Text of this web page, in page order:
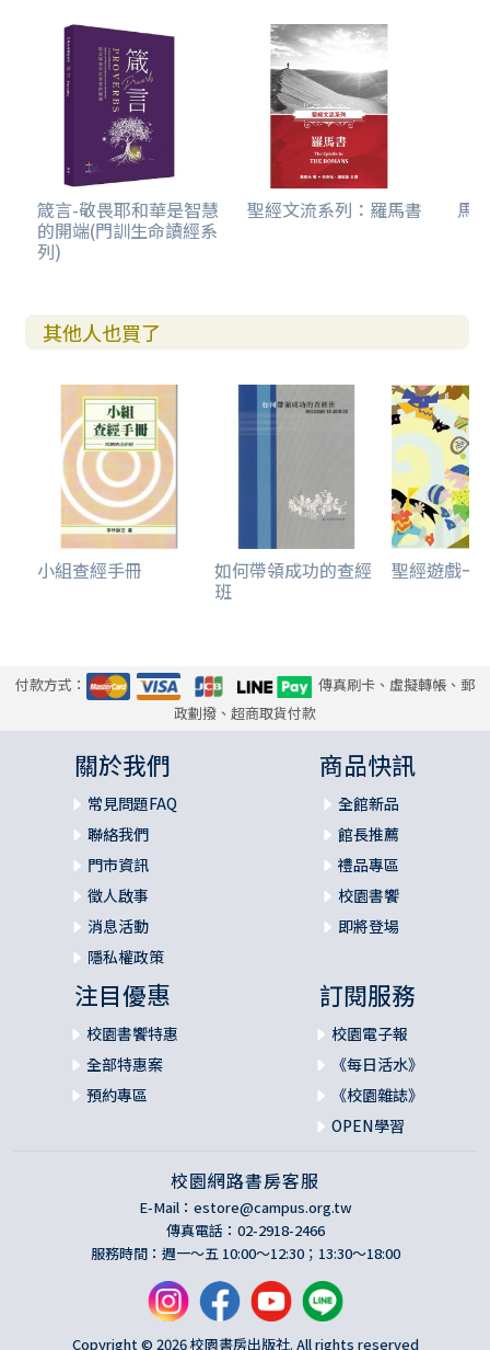
箴言-敬畏耶和華是智慧
的開端(門訓生命讀經系
列)
聖經文流系列：羅馬書 馬
其他人也買了
小組查經手冊 如何帶領成功的查經
班
聖經遊戲一
付款方式：
傳真刷卡、虛擬轉帳、郵
政劃撥、超商取貨付款
關於我們
常見問題FAQ
聯絡我們
門市資訊
徵人啟事
消息活動
隱私權政策
商品快訊
全館新品
館長推薦
禮品專區
校園書饗
即將登場
注目優惠
校園書饗特惠
全部特惠案
預約專區
訂閱服務
校園電子報
《每日活水》
《校園雜誌》
OPEN學習
校園網路書房客服
E-Mail： estore@campus.org.tw
傳真電話：02-2918-2466
服務時間：週一～五 10:00～12:30；13:30～18:00
Copyright © 2026 校園書房出版社. All rights reserved